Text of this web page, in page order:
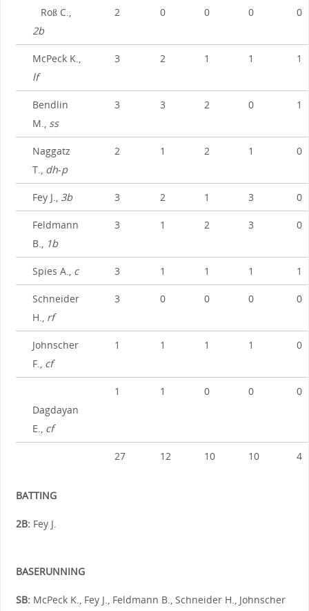
Roß C.,
2b
2 0 0 0 0
McPeck K.,
lf
3 2 1 1 1
Bendlin
M., ss
3 3 2 0 1
Naggatz
T., dh-p
2 1 2 1 0
Fey J., 3b 3 2 1 3 0
Feldmann
B., 1b
3 1 2 3 0
Spies A., c 3 1 1 1 1
Schneider
H., rf
3 0 0 0 0
Johnscher
F., cf
1 1 1 1 0
Dagdayan
E., cf
1 1 0 0 0
27 12 10 10 4
BATTING
2B:Fey J.
BASERUNNING
SB:McPeck K., Fey J., Feldmann B., Schneider H., Johnscher